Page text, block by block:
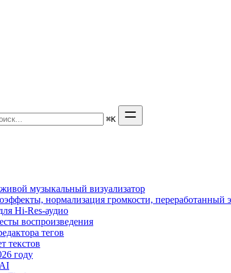
⌘K
музыкальный визуализатор
нормализация громкости, переработанный
Hi-Res-аудио
воспроизведения
тегов
текстов
году